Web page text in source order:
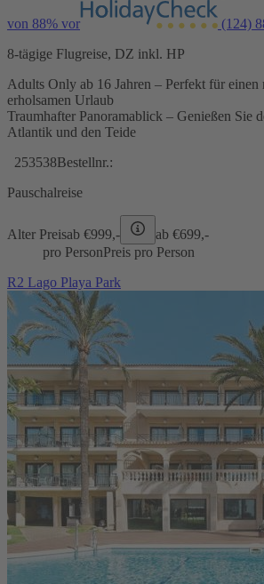
von 88% vor (124)
8-tägige Flugreise, DZ inkl. HP
Adults Only ab 16 Jahren – Perfekt für einen
erholsamen Urlaub
Traumhafter Panoramablick – Genießen Sie
Atlantik und den Teide
253538Bestellnr.:
Pauschalreise
Alter Preisab €999,- ab €699,-
pro PersonPreis pro Person
R2 Lago Playa Park